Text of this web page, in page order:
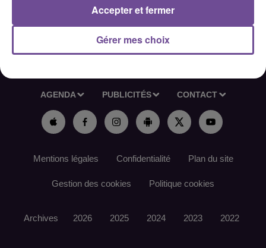
AGENDA PUBLICITÉS CONTACT
Mentions légales Confidentialité Plan du site
Gestion des cookies Politique cookies
Archives 2026 2025 2024 2023 2022
Gérer mes choix
Accepter et fermer